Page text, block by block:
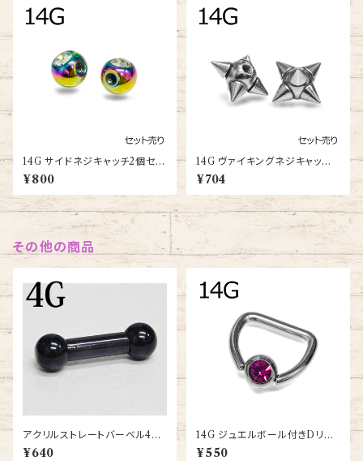
14G サイドネジキャッチ2個セッ
ト(SIDE-TH-14G-RA-BA)
¥800
14G ヴァイキングネジキャッチ2
個セット(CB-SM-14G-SS-B
A)
¥704
その他の商品
アクリルストレートバーベル4G
(uv-bb001-4g)
¥640
14G ジュエルボール付きDリン
グ(BC-SJ021-14G-SS)
¥550